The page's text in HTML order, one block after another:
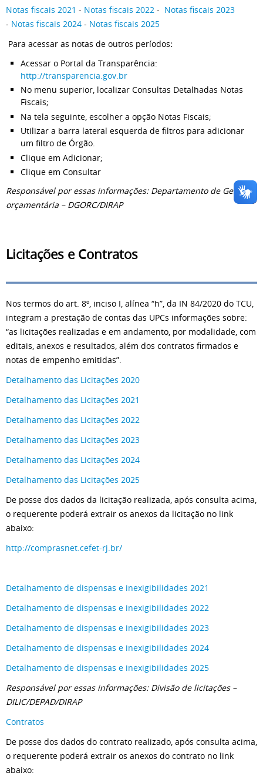
Notas fiscais 2021 - Notas fiscais 2022 - Notas fiscais 2023
- Notas fiscais 2024 - Notas fiscais 2025
Para acessar as notas de outros períodos:
Acessar o Portal da Transparência:
http://transparencia.gov.br
No menu superior, localizar Consultas Detalhadas Notas
Fiscais;
Na tela seguinte, escolher a opção Notas Fiscais;
Utilizar a barra lateral esquerda de filtros para adicionar
um filtro de Órgão.
Clique em Adicionar;
Clique em Consultar
Responsável por essas informações: Departamento de Gestão
orçamentária – DGORC/DIRAP
Licitações e Contratos
Nos termos do art. 8º, inciso I, alínea “h”, da IN 84/2020 do TCU,
integram a prestação de contas das UPCs informações sobre:
“as licitações realizadas e em andamento, por modalidade, com
editais, anexos e resultados, além dos contratos firmados e
notas de empenho emitidas”.
Detalhamento das Licitações 2020
Detalhamento das Licitações 2021
Detalhamento das Licitações 2022
Detalhamento das Licitações 2023
Detalhamento das Licitações 2024
Detalhamento das Licitações 2025
De posse dos dados da licitação realizada, após consulta acima,
o requerente poderá extrair os anexos da licitação no link
abaixo:
http://comprasnet.cefet-rj.br/
Detalhamento de dispensas e inexigibilidades 2021
Detalhamento de dispensas e inexigibilidades 2022
Detalhamento de dispensas e inexigibilidades 2023
Detalhamento de dispensas e inexigibilidades 2024
Detalhamento de dispensas e inexigibilidades 2025
Responsável por essas informações: Divisão de licitações –
DILIC/DEPAD/DIRAP
Contratos
De posse dos dados do contrato realizado, após consulta acima,
o requerente poderá extrair os anexos do contrato no link
abaixo: